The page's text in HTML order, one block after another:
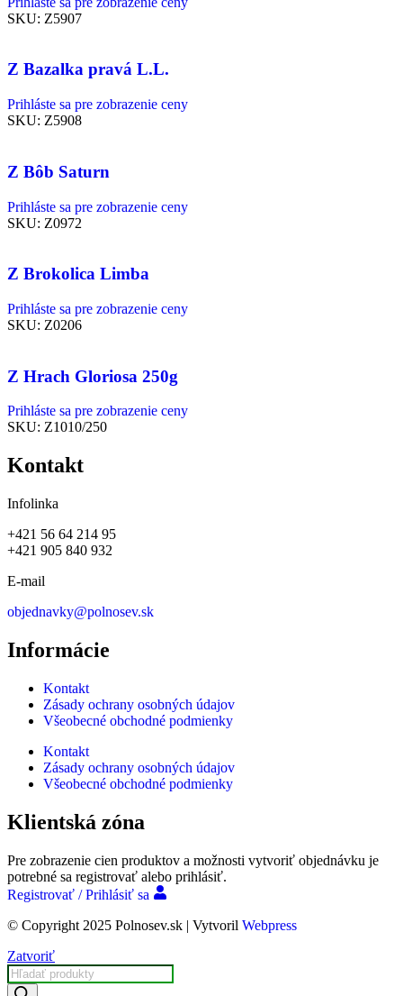
SKU: Z5907
Z Bazalka pravá L.L.
Prihláste sa pre zobrazenie ceny
SKU: Z5908
Z Bôb Saturn
Prihláste sa pre zobrazenie ceny
SKU: Z0972
Z Brokolica Limba
Prihláste sa pre zobrazenie ceny
SKU: Z0206
Z Hrach Gloriosa 250g
Prihláste sa pre zobrazenie ceny
SKU: Z1010/250
Kontakt
Infolinka
+421 56 64 214 95
+421 905 840 932
E-mail
objednavky@polnosev.sk
Informácie
Kontakt
Zásady ochrany osobných údajov
Všeobecné obchodné podmienky
Kontakt
Zásady ochrany osobných údajov
Všeobecné obchodné podmienky
Klientská zóna
Pre zobrazenie cien produktov a možnosti vytvoriť objednávku je
potrebné sa registrovať alebo prihlásiť.
Registrovať / Prihlásiť sa
© Copyright 2025 Polnosev.sk | Vytvoril Webpress
Zatvoriť
Products
search